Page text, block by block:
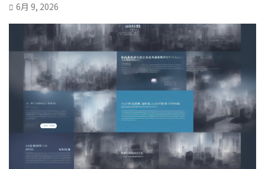
6月 9, 2026